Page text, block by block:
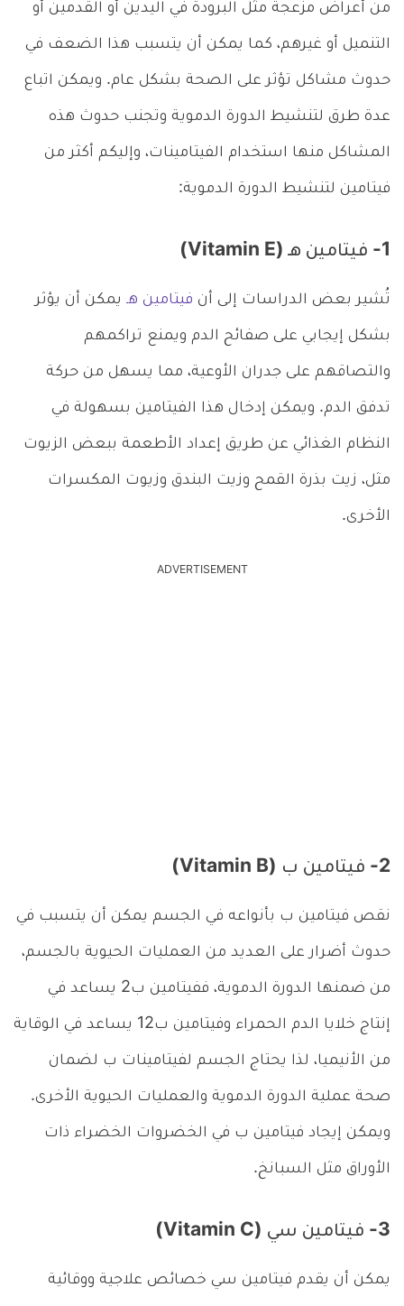
من أعراض مزعجة مثل البرودة في اليدين أو القدمين أو
التنميل أو غيرهم، كما يمكن أن يتسبب هذا الضعف في
حدوث مشاكل تؤثر على الصحة بشكل عام. ويمكن اتباع
عدة طرق لتنشيط الدورة الدموية وتجنب حدوث هذه
المشاكل منها استخدام الفيتامينات، وإليكم أكثر من
فيتامين لتنشيط الدورة الدموية:
1- فيتامين هـ (Vitamin E)
تُشير بعض الدراسات إلى أن فيتامين هـ يمكن أن يؤثر
بشكل إيجابي على صفائح الدم ويمنع تراكمهم
والتصاقهم على جدران الأوعية، مما يسهل من حركة
تدفق الدم. ويمكن إدخال هذا الفيتامين بسهولة في
النظام الغذائي عن طريق إعداد الأطعمة ببعض الزيوت
مثل، زيت بذرة القمح وزيت البندق وزيوت المكسرات
الأخرى.
ADVERTISEMENT
2- فيتامين ب (Vitamin B)
نقص فيتامين ب بأنواعه في الجسم يمكن أن يتسبب في
حدوث أضرار على العديد من العمليات الحيوية بالجسم،
من ضمنها الدورة الدموية، ففيتامين ب2 يساعد في
إنتاج خلايا الدم الحمراء وفيتامين ب12 يساعد في الوقاية
من الأنيميا، لذا يحتاج الجسم لفيتامينات ب لضمان
صحة عملية الدورة الدموية والعمليات الحيوية الأخرى.
ويمكن إيجاد فيتامين ب في الخضروات الخضراء ذات
الأوراق مثل السبانخ.
3- فيتامين سي (Vitamin C)
يمكن أن يقدم فيتامين سي خصائص علاجية ووقائية